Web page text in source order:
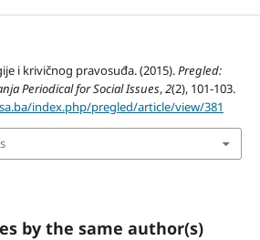
i krivičnog pravosuđa. (2015).Pregled:
Periodical for Social Issues,2(2), 101-103.
index.php/pregled/article/view/381
by the same author(s)